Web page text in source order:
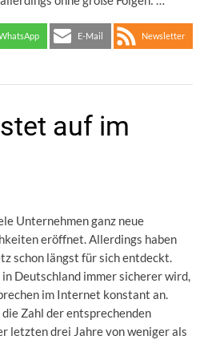
E-Mail Newsletter
auf im
Unternehmen ganz neue
eröffnet. Allerdings haben
schon längst für sich entdeckt.
Deutschland immer sicherer wird,
im Internet konstant an.
Zahl der entsprechenden
letzten drei Jahre von weniger als